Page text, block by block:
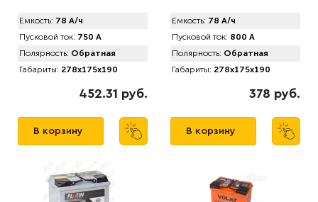
Емкость: 78 А/ч
Пусковой ток: 750 А
Полярность: Обратная
Габариты: 278x175x190
452.31 руб.
В корзину
Емкость: 78 А/ч
Пусковой ток: 800 А
Полярность: Обратная
Габариты: 278x175x190
378 руб.
В корзину